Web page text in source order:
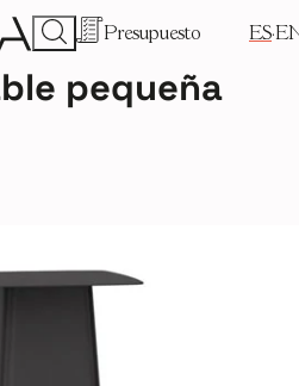
Presupuesto ES
pequeña